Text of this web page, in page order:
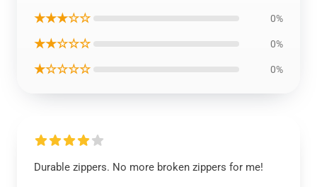
★★★☆☆ 0%
★★☆☆☆ 0%
★☆☆☆☆ 0%
Durable zippers. No more broken zippers for me!